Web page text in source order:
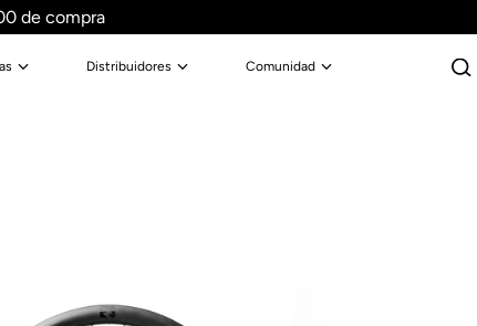
de compra
Distribuidores Comunidad